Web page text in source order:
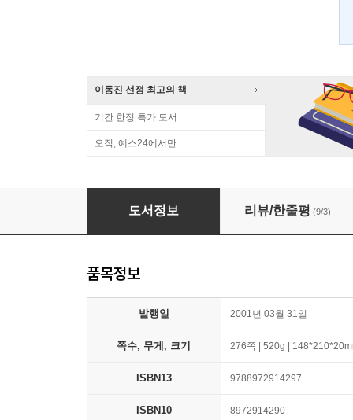
이동진 선정 최고의 책
기간 한정 특가 도서
오직, 예스24에서만
역사란 무엇인가
도서정보 리뷰/한줄평 (9/3)
품목정보
발행일 2001년 03월 31일
쪽수, 무게, 크기 276쪽 | 520g |
ISBN13 9788972914297
ISBN10 8972914290